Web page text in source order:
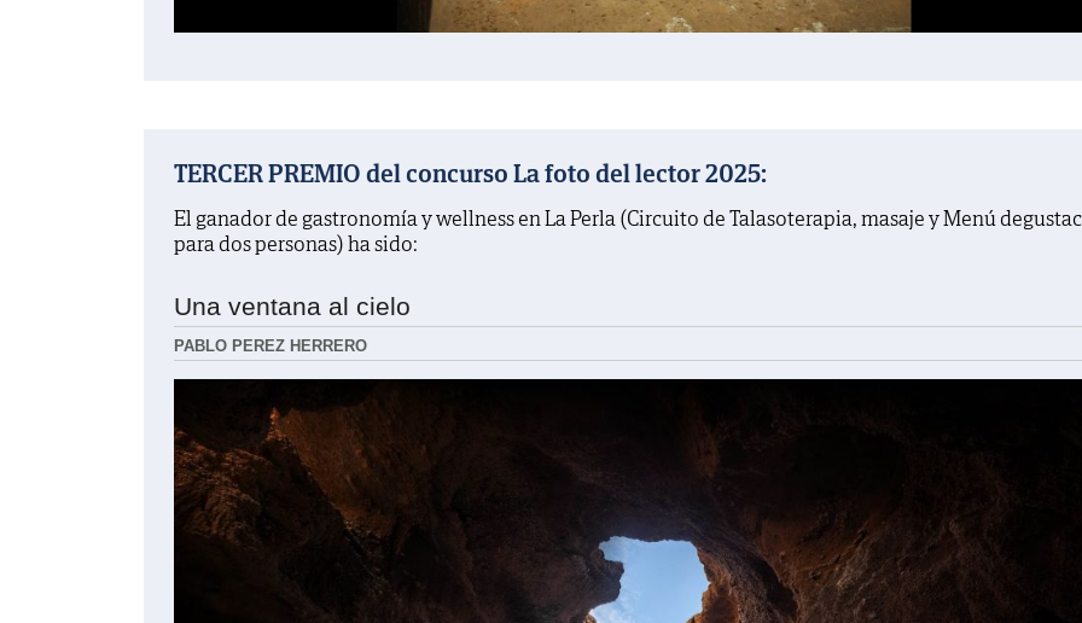
TERCER PREMIO del concurso La foto del lector 2025:
El ganador de gastronomía y wellness en La Perla (Circuito de Talasoterapia, masaje y Menú
para dos personas) ha sido:
Una ventana al cielo
PABLO PEREZ HERRERO